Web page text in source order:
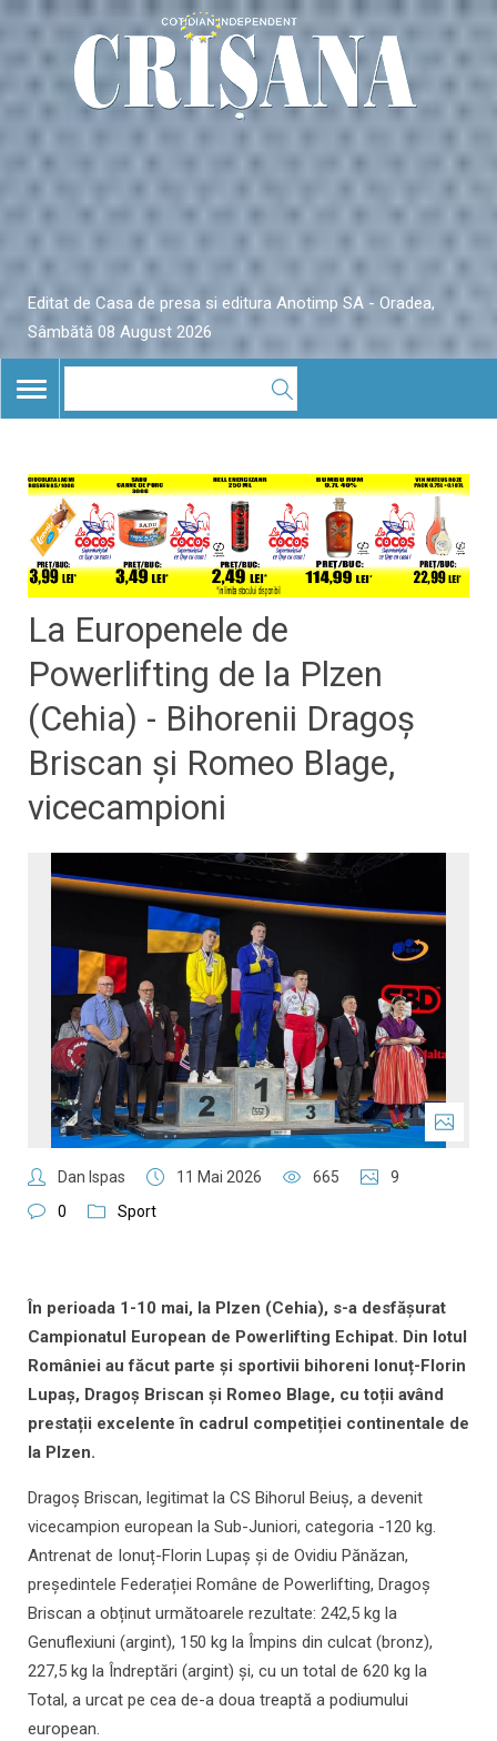
Editat de Casa de presa si editura Anotimp SA - Oradea,
Sâmbătă 08 August 2026
TOGGLE
NAVIGATION
La Europenele de
Powerlifting de la Plzen
(Cehia) - Bihorenii Dragoș
Briscan și Romeo Blage,
vicecampioni
Dan Ispas 11 Mai 2026 665
9
0
Sport
În perioada 1-10 mai, la Plzen (Cehia), s-a desfășurat
Campionatul European de Powerlifting Echipat. Din lotul
României au făcut parte și sportivii bihoreni Ionuț-Florin
Lupaș, Dragoș Briscan și Romeo Blage, cu toții având
prestații excelente în cadrul competiției continentale de
la Plzen.
Dragoș Briscan, legitimat la CS Bihorul Beiuș, a devenit
vicecampion european la Sub-Juniori, categoria -120 kg.
Antrenat de Ionuț-Florin Lupaș și de Ovidiu Pănăzan,
președintele Federației Române de Powerlifting, Dragoș
Briscan a obținut următoarele rezultate: 242,5 kg la
Genuflexiuni (argint), 150 kg la Împins din culcat (bronz),
227,5 kg la Îndreptări (argint) și, cu un total de 620 kg la
Total, a urcat pe cea de-a doua treaptă a podiumului
european.